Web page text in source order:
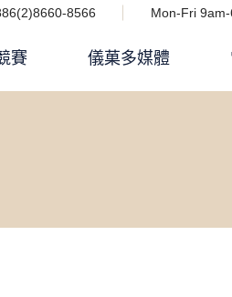
8566 Mon-Fri
賽 儀菓多媒體